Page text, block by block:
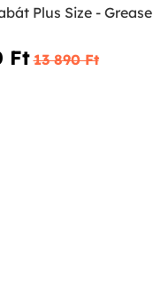
Plus Size - Grease
Ft‎13 890 Ft‎